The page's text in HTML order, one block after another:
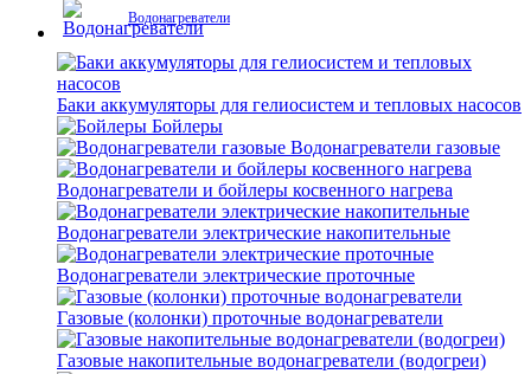
Водонагреватели
Баки аккумуляторы для гелиосистем и тепловых насосов
Бойлеры
Водонагреватели газовые
Водонагреватели и бойлеры косвенного нагрева
Водонагреватели электрические накопительные
Водонагреватели электрические проточные
Газовые (колонки) проточные водонагреватели
Газовые накопительные водонагреватели (водогреи)